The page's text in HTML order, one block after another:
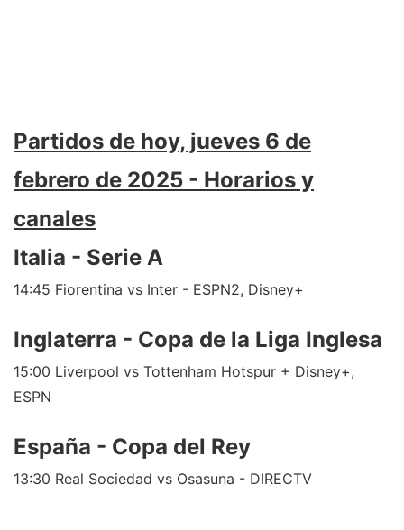
Partidos de hoy, jueves 6 de
febrero de 2025 - Horarios y
canales
Italia - Serie A
14:45 Fiorentina vs Inter - ESPN2, Disney+
Inglaterra - Copa de la Liga Inglesa
15:00 Liverpool vs Tottenham Hotspur + Disney+,
ESPN
España - Copa del Rey
13:30 Real Sociedad vs Osasuna - DIRECTV